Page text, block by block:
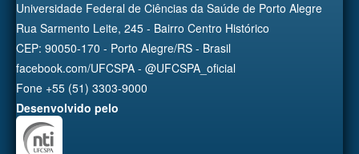
Universidade Federal de Ciências da Saúde de Porto Alegre
Rua Sarmento Leite, 245 - Bairro Centro Histórico
CEP: 90050-170 - Porto Alegre/RS - Brasil
facebook.com/UFCSPA - @UFCSPA_oficial
Fone +55 (51) 3303-9000
Desenvolvido pelo